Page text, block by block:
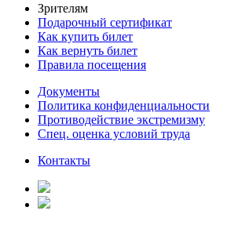
Зрителям
Подарочный сертификат
Как купить билет
Как вернуть билет
Правила посещения
Документы
Политика конфиденциальности
Противодействие экстремизму
Спец. оценка условий труда
Контакты